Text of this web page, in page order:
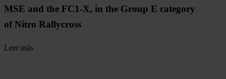
MSE and the FC1-X, in the Group E category
of Nitro Rallycross
Leer más